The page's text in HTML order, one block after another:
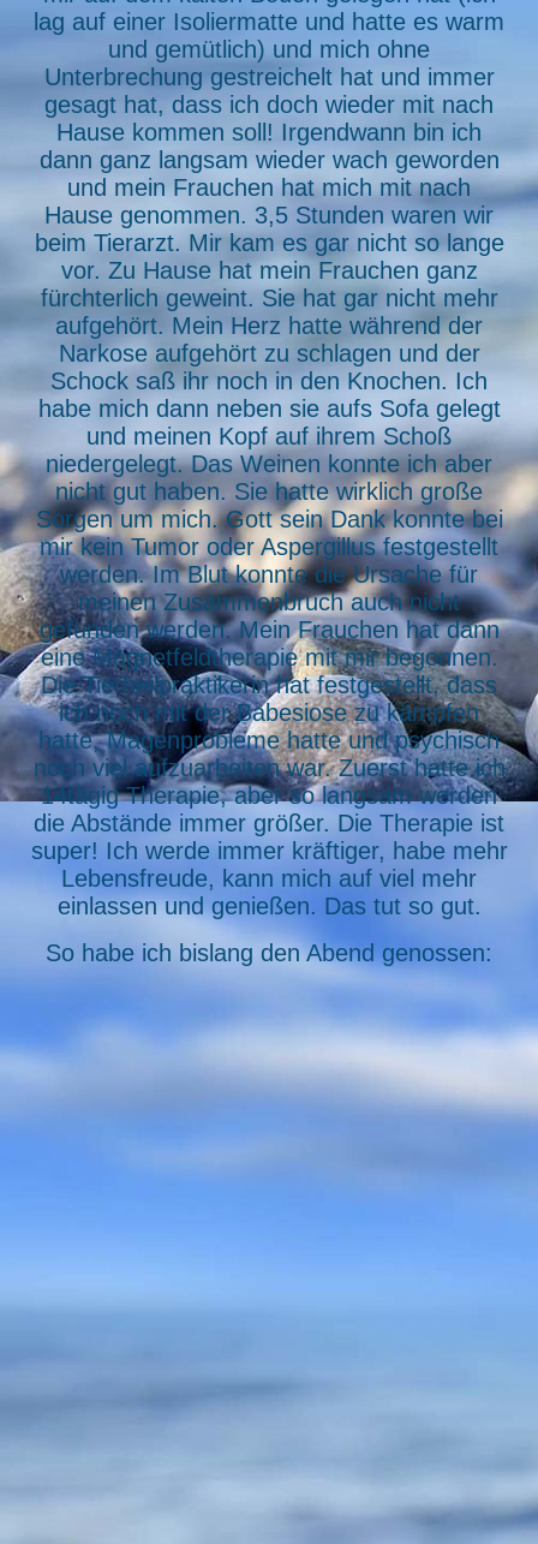
lag auf einer Isoliermatte und hatte es warm
und gemütlich) und mich ohne
Unterbrechung gestreichelt hat und immer
gesagt hat, dass ich doch wieder mit nach
Hause kommen soll! Irgendwann bin ich
dann ganz langsam wieder wach geworden
und mein Frauchen hat mich mit nach
Hause genommen. 3,5 Stunden waren wir
beim Tierarzt. Mir kam es gar nicht so lange
vor. Zu Hause hat mein Frauchen ganz
fürchterlich geweint. Sie hat gar nicht mehr
aufgehört. Mein Herz hatte während der
Narkose aufgehört zu schlagen und der
Schock saß ihr noch in den Knochen. Ich
habe mich dann neben sie aufs Sofa gelegt
und meinen Kopf auf ihrem Schoß
niedergelegt. Das Weinen konnte ich aber
nicht gut haben. Sie hatte wirklich große
Sorgen um mich. Gott sein Dank konnte bei
mir kein Tumor oder Aspergillus festgestellt
werden. Im Blut konnte die Ursache für
meinen Zusammenbruch auch nicht
gefunden werden. Mein Frauchen hat dann
eine Magnetfeldtherapie mit mir begonnen.
Die Tierheilpraktikerin hat festgestellt, dass
ich noch mit der Babesiose zu kämpfen
hatte, Magenprobleme hatte und psychisch
noch viel aufzuarbeiten war. Zuerst hatte ich
14tägig Therapie, aber so langsam werden
die Abstände immer größer. Die Therapie ist
super! Ich werde immer kräftiger, habe mehr
Lebensfreude, kann mich auf viel mehr
einlassen und genießen. Das tut so gut.
So habe ich bislang den Abend genossen: